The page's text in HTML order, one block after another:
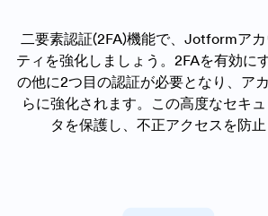
二要素認証(2FA)機能で、Jotformア
ティを強化しましょう。2FAを有効に
の他に2つ目の認証が必要となり、ア
らに強化されます。この高度なセキ
タを保護し、不正アクセスを防止